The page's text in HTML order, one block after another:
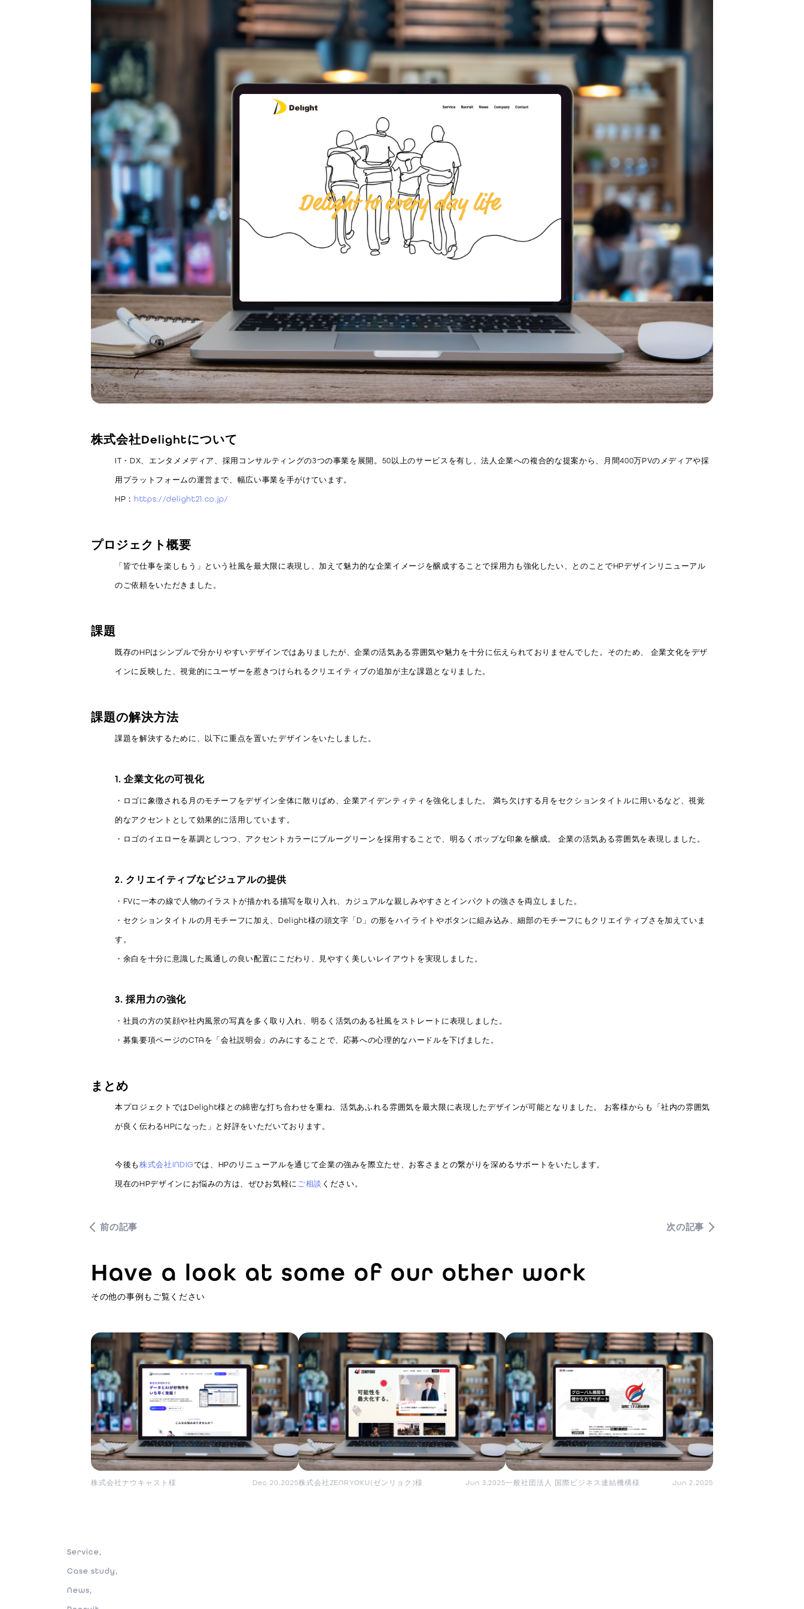
株式会社Delightについて
IT・DX、エンタメメディア、採用コンサルティングの3つの事業を展開。50以上のサービスを有し、法人企業への複合的な提案から、月間400万PVのメディアや採
用プラットフォームの運営まで、幅広い事業を手がけています。
HP： https://delight21.co.jp/
プロジェクト概要
「皆で仕事を楽しもう」という社風を最大限に表現し、加えて魅力的な企業イメージを醸成することで採用力も強化したい、とのことでHPデザインリニューアル
のご依頼をいただきました。
課題
既存のHPはシンプルで分かりやすいデザインではありましたが、企業の活気ある雰囲気や魅力を十分に伝えられておりませんでした。そのため、 企業文化をデザ
インに反映した、視覚的にユーザーを惹きつけられるクリエイティブの追加が主な課題となりました。
課題の解決方法
課題を解決するために、以下に重点を置いたデザインをいたしました。
1. 企業文化の可視化
・ロゴに象徴される月のモチーフをデザイン全体に散りばめ、企業アイデンティティを強化しました。 満ち欠けする月をセクションタイトルに用いるなど、視覚
的なアクセントとして効果的に活用しています。
・ロゴのイエローを基調としつつ、アクセントカラーにブルーグリーンを採用することで、明るくポップな印象を醸成。 企業の活気ある雰囲気を表現しました。
2. クリエイティブなビジュアルの提供
・FVに一本の線で人物のイラストが描かれる描写を取り入れ、カジュアルな親しみやすさとインパクトの強さを両立しました。
・セクションタイトルの月モチーフに加え、Delight様の頭文字「D」の形をハイライトやボタンに組み込み、細部のモチーフにもクリエイティブさを加えていま
す。
・余白を十分に意識した風通しの良い配置にこだわり、見やすく美しいレイアウトを実現しました。
3. 採用力の強化
・社員の方の笑顔や社内風景の写真を多く取り入れ、明るく活気のある社風をストレートに表現しました。
・募集要項ページのCTAを「会社説明会」のみにすることで、応募への心理的なハードルを下げました。
まとめ
本プロジェクトではDelight様との綿密な打ち合わせを重ね、活気あふれる雰囲気を最大限に表現したデザインが可能となりました。 お客様からも「社内の雰囲気
が良く伝わるHPになった」と好評をいただいております。
今後も 株式会社INDIGでは、HPのリニューアルを通じて企業の強みを際立たせ、お客さまとの繋がりを深めるサポートをいたします。
現在のHPデザインにお悩みの方は、ぜひお気軽に ご相談 ください。
前の記事 次の記事
Have a look at some of our other work
その他の事例もご覧ください
株式会社ナウキャスト様 Dec 20,2025株式会社ZENRYOKU(ゼンリョク)様 Jun 3,2025一般社団法人 国際ビジネス連結機構様 Jun 2,2025
Service,
Case study,
News,